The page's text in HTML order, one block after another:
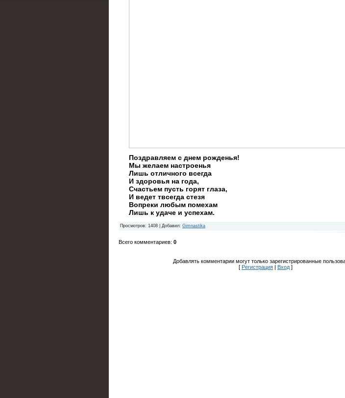
Поздравляем с днем рожденья!
Мы желаем настроенья
Лишь отличного всегда
И здоровья на года,
Счастьем пусть горят глаза,
И ведет твсегда стезя
Вопреки любым помехам
Лишь к удаче и успехам.
Просмотров: 1408 | Добавил: Gimnastika
Всего комментариев: 0
Добавлять комментарии могут только зарегистрированные
[ Регистрация | Вход ]